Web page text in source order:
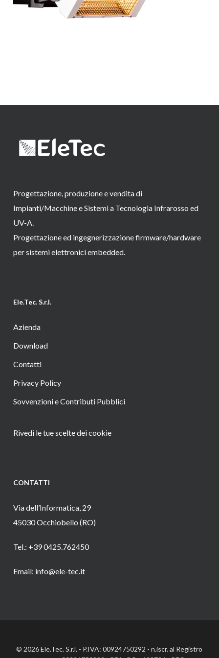
Progettazione, produzione e vendita di
Impianti/Macchine e Sistemi a Tecnologia Infrarosso ed
UV-A.
Progettazione ed ingegnerizzazione firmware/hardware
per sistemi elettronici embedded.
Ele.Tec. S.r.l.
Azienda
Download
Contatti
Privacy Policy
Sovvenzioni e Contributi Pubblici
Rivedi le tue scelte dei cookie
CONTATTI
Via dell’Informatica, 29
45030 Occhiobello (RO)
Tel.: +39 0425.762450
Email: info@ele-tec.it
© 2026 Ele.Tec. S.r.l. - P.IVA: 00924750292 - n.iscr. al Registro